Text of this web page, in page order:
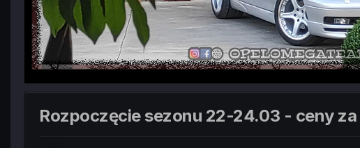
Rozpoczęcie sezonu 22-24.03 - ceny